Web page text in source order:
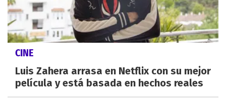
CINE
Luis Zahera arrasa en Netflix con su mejor
película y está basada en hechos reales